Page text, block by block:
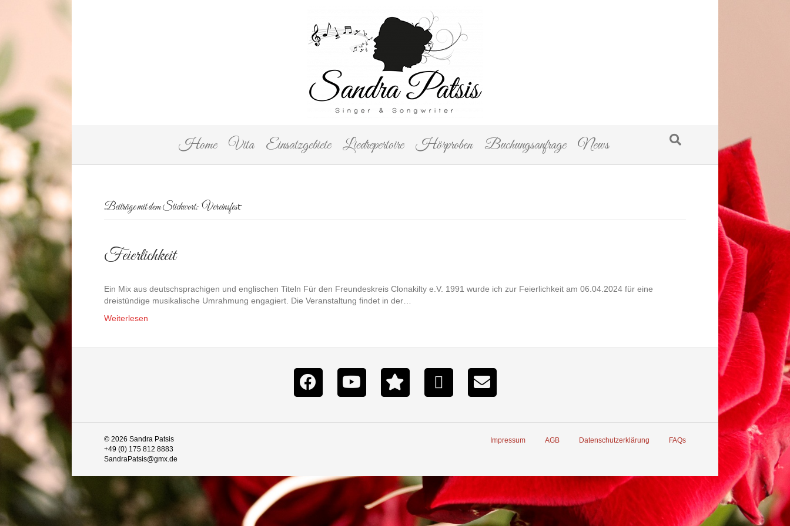
Home Vita Einsatzgebiete Liedrepertoire Hörproben Buchungsanfrage News
Beiträge mit dem Stichwort: ‘Vereinsfest̵
Feierlichkeit
Ein Mix aus deutschsprachigen und englischen Titeln Für den Freundeskreis Clonakilty e.V. 1991 wurde ich zur Feierlichkeit am 06.04.2024 für eine
dreistündige musikalische Umrahmung engagiert. Die Veranstaltung findet in der…
Weiterlesen
© 2026 Sandra Patsis
+49 (0) 175 812 8883
SandraPatsis@gmx.de
Impressum AGB Datenschutzerklärung FAQs